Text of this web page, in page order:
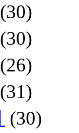
(30)
(30)
(26)
(31)
(30)